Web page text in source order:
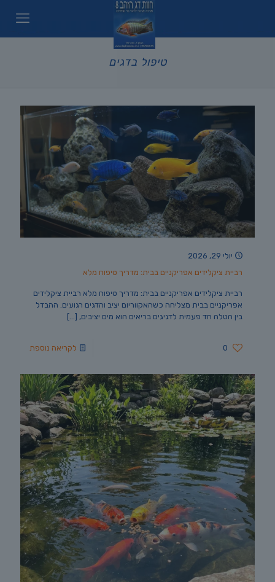
טיפול בדגים
יולי 29, 2026
רביית ציקלידים אפריקניים בבית: מדריך טיפוח מלא
רביית ציקלידים אפריקניים בבית: מדריך טיפוח מלא רביית ציקלידים
אפריקניים בבית מצליחה כשהאקווריום יציב והדגים רגועים. ההבדל
בין הטלה חד פעמית לדגיגים בריאים הוא מים יציבים, […]
0 לקריאה נוספת